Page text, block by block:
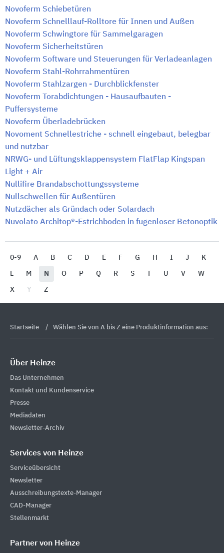
Novoferm Schiebetüren
Novoferm Schnelllauf-Rolltore für Innen und Außen
Novoferm Schwingtore für Sammelgaragen
Novoferm Sicherheitstüren
Novoferm Software und Steuerungen für Verladeanlagen
Novoferm Stahl-Rohrrahmentüren
Novoferm Stahlzargen - Durchblickfenster
Novoferm Torabdichtungen - Hausaufbauten -
Puffersysteme
Novoferm Überladebrücken
Novoment Schnellestriche - schnell eingebaut, belegbar
und nutzbar
NRWG- und Lüftungsklappensystem FlatFlap Kingspan
Light + Air
Nullifire Brandabschottungssysteme
Nullschwellen für Außentüren
Nutzdächer als Gründach oder Solardach
Nuvolato Architop®-Estrichboden in fugenloser Betonoptik
0-9 A B C D E F G H I J K
L M N O P Q R S U V W
X Y Z
Startseite Wählen Sie von A bis Z eine Produktinformation aus:
Über Heinze
Das Unternehmen
Kontakt und Kundenservice
Presse
Mediadaten
Newsletter-Archiv
Services von Heinze
Serviceübersicht
Newsletter
Ausschreibungstexte-Manager
CAD-Manager
Stellenmarkt
Partner von Heinze